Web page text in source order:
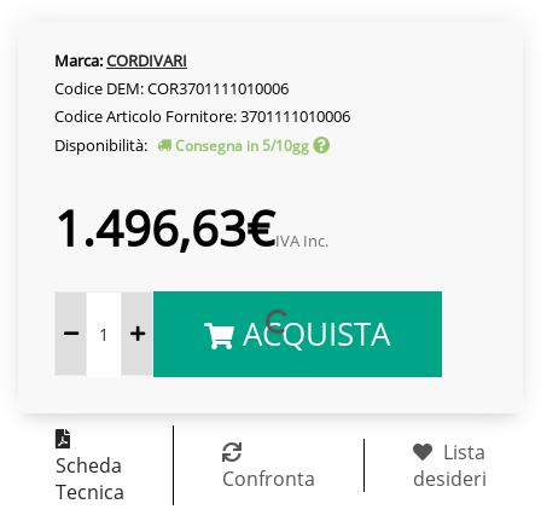
Marca:CORDIVARI
Codice DEM: COR3701111010006
Codice Articolo Fornitore: 3701111010006
Disponibilità:
Consegna in 5/10gg
1.496,63€IVA Inc.
ACQUISTA
Scheda
Tecnica
Confronta
Lista
desideri